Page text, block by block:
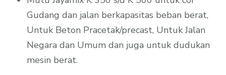
Gudang dan jalan berkapasitas beban berat,
Untuk Beton Pracetak/precast, Untuk Jalan
Negara dan Umum dan juga untuk dudukan
mesin berat.